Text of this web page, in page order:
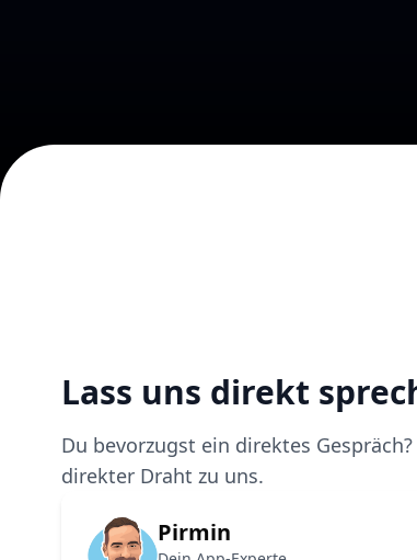
Lass uns direkt
Du bevorzugst ein direktes
direkter Draht zu uns.
Pirmin